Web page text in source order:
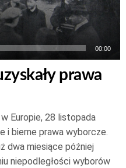
00:00
prawa
Europie, 28 listopada
i bierne prawa wyborcze.
dwa miesiące później
niepodległości wyborów